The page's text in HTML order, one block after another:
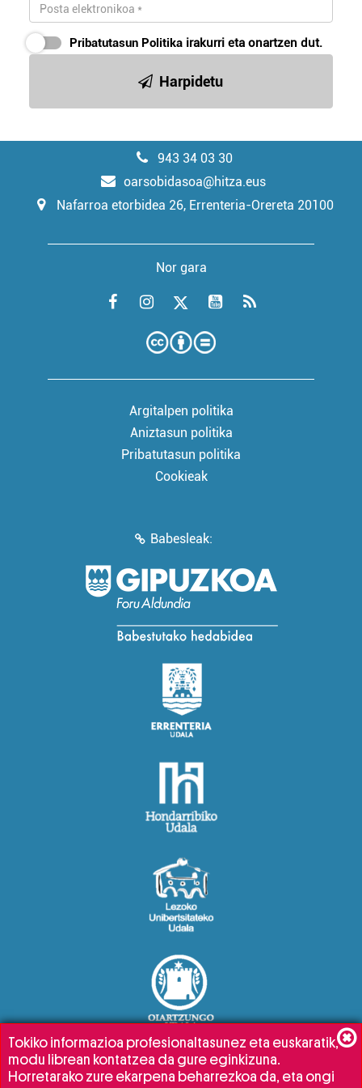
Pribatutasun Politika irakurri eta onartzen dut.
Harpidetu
943 34 03 30
oarsobidasoa@hitza.eus
Nafarroa etorbidea 26, Errenteria-Orereta 20100
Nor gara
Argitalpen politika
Aniztasun politika
Pribatutasun politika
Cookieak
Babesleak:
Tokiko informazioa profesionaltasunez eta euskaratik,
modu librean kontatzea da gure eginkizuna.
Horretarako zure ekarpena beharrezkoa da, eta ongi